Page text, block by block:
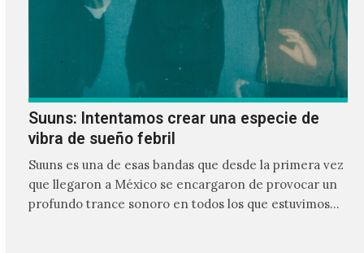
Suuns: Intentamos crear una especie de
vibra de sueño febril
Suuns es una de esas bandas que desde la primera vez
que llegaron a México se encargaron de provocar un
profundo trance sonoro en todos los que estuvimos